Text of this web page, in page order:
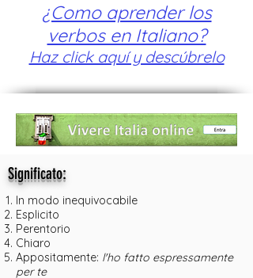
¿Como aprender los
verbos en Italiano?
Haz click aquí y descúbrelo
Significato:
In modo inequivocabile
Esplicito
Perentorio
Chiaro
Appositamente: l'ho fatto espressamente
per te